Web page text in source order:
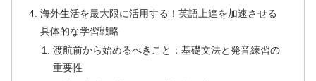
海外生活を最大限に活用する！英語上達を加速させる
具体的な学習戦略
渡航前から始めるべきこと：基礎文法と発音練習の
重要性